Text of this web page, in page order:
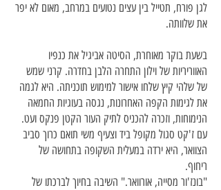
לגן פורח, תטייל בין עצים נטועים במרחב, מאום לא יפר
את שלוותה.
בשעת בוקר מאוחרת, הסיטה אביגיל את כנפיו
האווריריות של וילון התחרה הלבן בחדרה. קרני שמש
של שלהי קיץ שלחו אישור למימוש תוכניתה. היא לגמה
את לגימות הקפה האחרונות, נגסה בעוגיות החמאה
הנימוחות, וזכרה להכניס לתיק העור הקטן פנקס ועט.
עם ז'קט סגול מקופל ביד וצעיף משי תואם כרוך סביב
הצוואר, היא ירדה במעלית השקופה בתחושה של
ריחוף.
"בונז'ור מסייה, אורוואר." השיבה בחיוך לברכתו של